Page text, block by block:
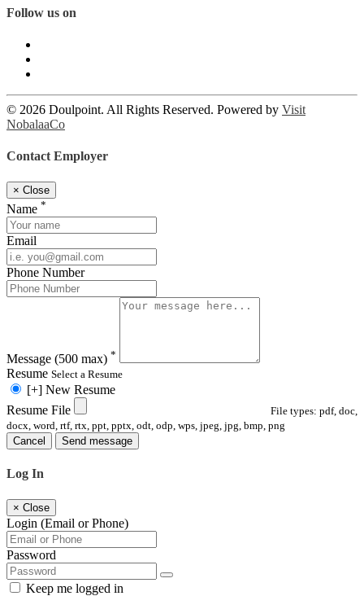
Follow us on
© 2026 Doulpoint. All Rights Reserved. Powered by Visit
NobalaaCo
Contact Employer
× Close
Name *
Email
Phone Number
Message (500 max) *
Resume Select a Resume
[+] New Resume
Resume File
File types: pdf, doc,
docx, word, rtf, rtx, ppt, pptx, odt, odp, wps, jpeg, jpg, bmp, png
Cancel
Send message
Log In
× Close
Login (Email or Phone)
Password
Keep me logged in